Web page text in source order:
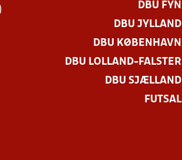
DBU FYN
DBU JYLLAND
DBU KØBENHAVN
DBU LOLLAND-FALSTER
DBU SJÆLLAND
FUTSAL